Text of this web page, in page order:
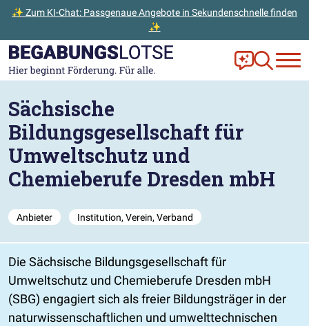
✨ Zum KI-Chat: Passgenaue Angebote in Sekundenschnelle finden
✨
Zum Hauptinhalt der Seite springen
Zur Startseite gehen Frag Ella!
Zur
Sächsische
Bildungsgesellschaft für
Umweltschutz und
Chemieberufe Dresden mbH
Anbieter Institution, Verein, Verband
Die Sächsische Bildungsgesellschaft für
Umweltschutz und Chemieberufe Dresden mbH
(SBG) engagiert sich als freier Bildungsträger in der
naturwissenschaftlichen und umwelttechnischen